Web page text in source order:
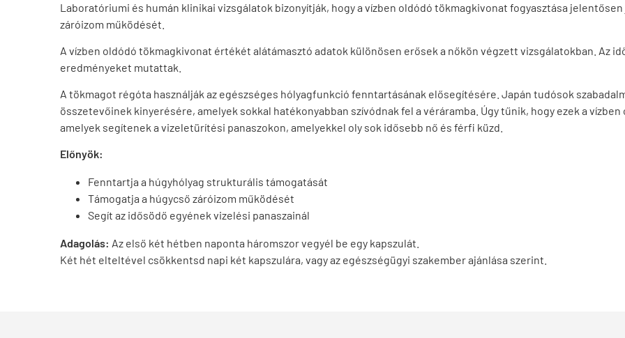
Laboratóriumi és humán klinikai vizsgálatok bizonyítják, hogy a vízben oldódó tökmagkivonat fogyasztása
záróizom működését.
A vízben oldódó tökmagkivonat értékét alátámasztó adatok különösen erősek a nőkön végzett vizsgálatokban. Az
eredményeket mutattak.
A tökmagot régóta használják az egészséges hólyagfunkció fenntartásának elősegítésére. Japán tudósok
összetevőinek kinyerésére, amelyek sokkal hatékonyabban szívódnak fel a véráramba. Úgy tűnik, hogy ezek a
amelyek segítenek a vizeletürítési panaszokon, amelyekkel oly sok idősebb nő és férfi küzd.
Előnyök:
Fenntartja a húgyhólyag strukturális támogatását
Támogatja a húgycső záróizom működését
Segít az idősödő egyének vizelési panaszainál
Adagolás: Az első két hétben naponta háromszor vegyél be egy kapszulát.
Két hét elteltével csökkentsd napi két kapszulára, vagy az egészségügyi szakember ajánlása szerint.